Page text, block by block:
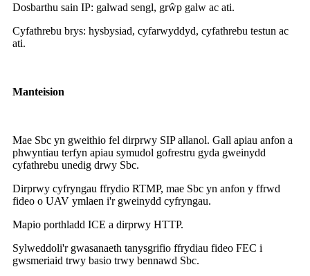
Dosbarthu sain IP: galwad sengl, grŵp galw ac ati.
Cyfathrebu brys: hysbysiad, cyfarwyddyd, cyfathrebu testun ac
ati.
Manteision
Mae Sbc yn gweithio fel dirprwy SIP allanol. Gall apiau anfon a
phwyntiau terfyn apiau symudol gofrestru gyda gweinydd
cyfathrebu unedig drwy Sbc.
Dirprwy cyfryngau ffrydio RTMP, mae Sbc yn anfon y ffrwd
fideo o UAV ymlaen i'r gweinydd cyfryngau.
Mapio porthladd ICE a dirprwy HTTP.
Sylweddoli'r gwasanaeth tanysgrifio ffrydiau fideo FEC i
gwsmeriaid trwy basio trwy bennawd Sbc.